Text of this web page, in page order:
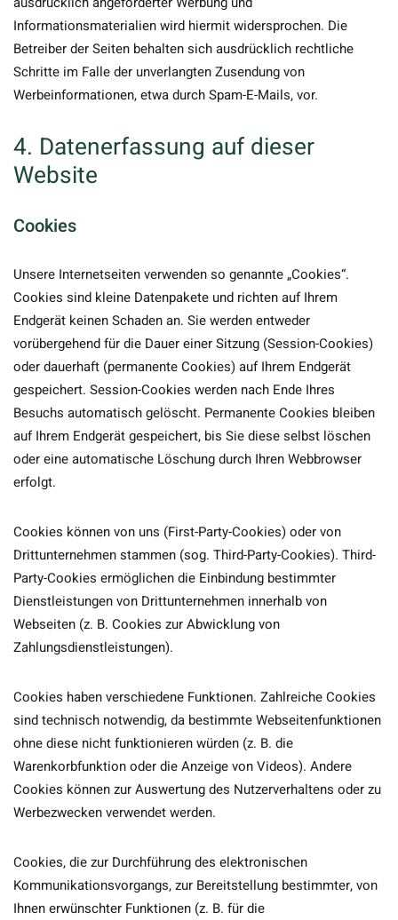
Informationsmaterialien wird hiermit widersprochen. Die
Betreiber der Seiten behalten sich ausdrücklich rechtliche
Schritte im Falle der unverlangten Zusendung von
Werbeinformationen, etwa durch Spam-E-Mails, vor.
4. Datenerfassung auf dieser
Website
Cookies
Unsere Internetseiten verwenden so genannte „Cookies“.
Cookies sind kleine Datenpakete und richten auf Ihrem
Endgerät keinen Schaden an. Sie werden entweder
vorübergehend für die Dauer einer Sitzung (Session-Cookies)
oder dauerhaft (permanente Cookies) auf Ihrem Endgerät
gespeichert. Session-Cookies werden nach Ende Ihres
Besuchs automatisch gelöscht. Permanente Cookies bleiben
auf Ihrem Endgerät gespeichert, bis Sie diese selbst löschen
oder eine automatische Löschung durch Ihren Webbrowser
erfolgt.
Cookies können von uns (First-Party-Cookies) oder von
Drittunternehmen stammen (sog. Third-Party-Cookies). Third-
Party-Cookies ermöglichen die Einbindung bestimmter
Dienstleistungen von Drittunternehmen innerhalb von
Webseiten (z. B. Cookies zur Abwicklung von
Zahlungsdienstleistungen).
Cookies haben verschiedene Funktionen. Zahlreiche Cookies
sind technisch notwendig, da bestimmte Webseitenfunktionen
ohne diese nicht funktionieren würden (z. B. die
Warenkorbfunktion oder die Anzeige von Videos). Andere
Cookies können zur Auswertung des Nutzerverhaltens oder zu
Werbezwecken verwendet werden.
Cookies, die zur Durchführung des elektronischen
Kommunikationsvorgangs, zur Bereitstellung bestimmter, von
Ihnen erwünschter Funktionen (z. B. für die